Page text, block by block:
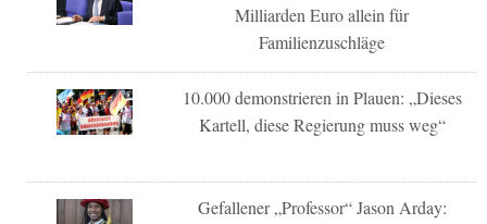
Milliarden Euro allein für
Familienzuschläge
10.000 demonstrieren in Plauen: „Dieses
Kartell, diese Regierung muss weg“
Gefallener „Professor“ Jason Arday: